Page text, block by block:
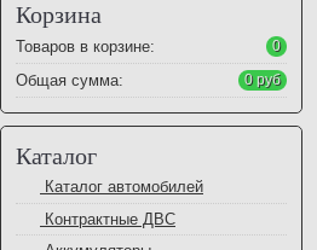
Корзина
Товаров в корзине: 0
Общая сумма: 0 руб
Каталог
Каталог автомобилей
Контрактные ДВС